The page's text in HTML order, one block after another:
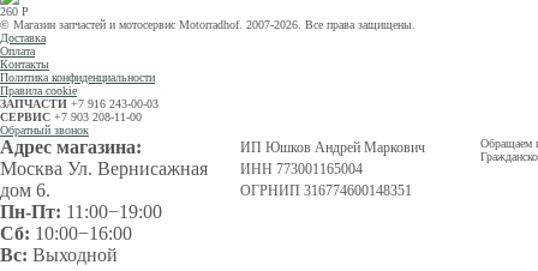
260 Р
© Магазин запчастей и мотосервис Motorradhof. 2007-2026. Все права защищены.
Доставка
Оплата
Контакты
Политика конфиденциальности
Правила cookie
ЗАПЧАСТИ +7 916 243-00-03
СЕРВИС +7 903 208-11-00
Обратный звонок
Адрес магазина:
Москва Ул. Вернисажная
дом 6.
Пн-Пт: 11:00−19:00
Сб: 10:00−16:00
Вс: Выходной
ИП Юшков Андрей Маркович
ИНН 773001165004
ОГРНИП 316774600148351
Обращаем